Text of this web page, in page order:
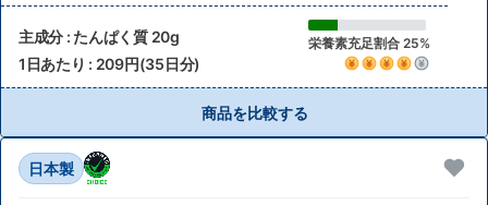
主成分 : たんぱく質 20g 栄養素充足割合 25%
1日あたり : 209円(35日分)
商品を比較する
日本製